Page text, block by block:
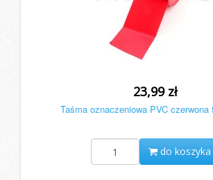
23,99 zł
Taśma oznaczeniowa PVC czerwona
do koszyka